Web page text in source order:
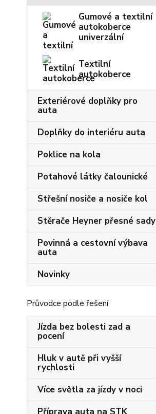
Gumové a textilní
autokoberce
univerzální
Textilní
autokoberce
Exteriérové doplňky pro
auta
Doplňky do interiéru auta
Poklice na kola
Potahové látky čalounické
Střešní nosiče a nosiče kol
Stěrače Heyner přesné sady
Povinná a cestovní výbava
auta
Novinky
Průvodce podle řešení
Jízda bez bolesti zad a
pocení
Hluk v autě při vyšší
rychlosti
Více světla za jízdy v noci
Příprava auta na STK